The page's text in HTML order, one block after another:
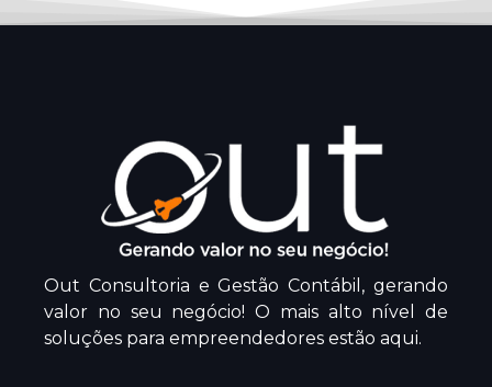
Out Consultoria e Gestão Contábil, gerando
valor no seu negócio! O mais alto nível de
soluções para empreendedores estão aqui.